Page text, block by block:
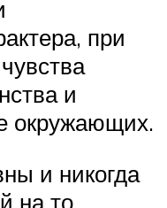
при
и
окружающих.
и никогда
на то